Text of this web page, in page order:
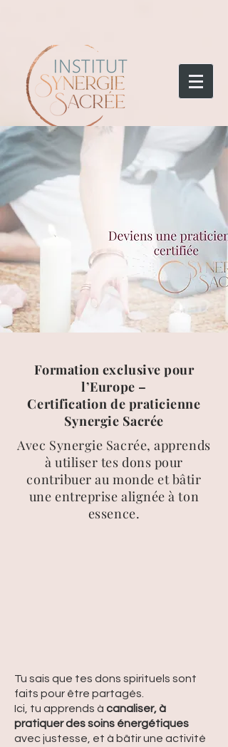
Formation exclusive pour
l’Europe –
Certification de praticienne
Synergie Sacrée
Avec Synergie Sacrée, apprends
à utiliser tes dons pour
contribuer au monde et bâtir
une entreprise alignée à ton
essence.
Tu sais que tes dons spirituels sont
faits pour être partagés.
Ici, tu apprends à canaliser, à
pratiquer des soins énergétiques
avec justesse, et à bâtir une activité